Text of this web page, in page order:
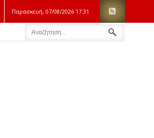
Παρασκευή, 07/08/2026 17:31